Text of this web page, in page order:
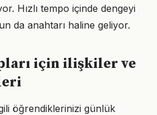
Hızlı tempo içinde dengeyi
da anahtarı haline geliyor.
için ilişkiler ve
öğrendiklerinizi günlük